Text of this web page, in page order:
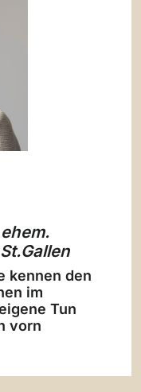
ehem.
kennen den
im
Tun
vorn